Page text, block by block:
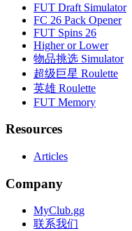
FUT Draft Simulator
FC 26 Pack Opener
FUT Spins 26
Higher or Lower
物品挑选 Simulator
超级巨星 Roulette
英雄 Roulette
FUT Memory
Resources
Articles
Company
MyClub.gg
联系我们